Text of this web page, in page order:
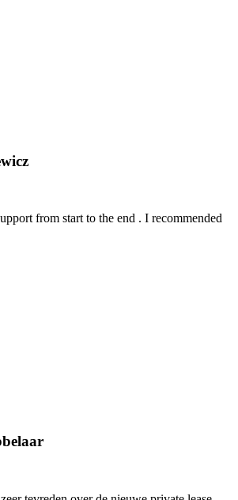
from start to the end . I recommended